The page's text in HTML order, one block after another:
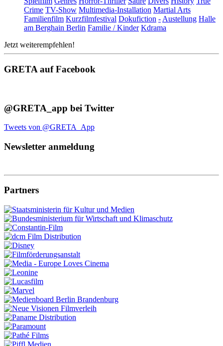
Crime TV-Show Multimedia-Installation Martial Arts
Familienfilm Kurzfilmfestival Dokufiction -Austellung Halle
am Berghain Berlin Familie / Kinder Kdrama
Jetzt weiterempfehlen!
GRETA auf Facebook
@GRETA_app bei Twitter
Tweets von @GRETA_App
Newsletter anmeldung
Partners